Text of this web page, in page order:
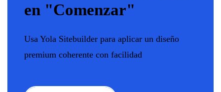
en "Comenzar"
Usa Yola Sitebuilder para aplicar un diseño
premium coherente con facilidad